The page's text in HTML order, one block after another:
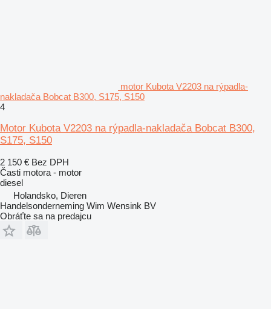
motor Kubota V2203 na rýpadla-
nakladača Bobcat B300, S175, S150
4
Motor Kubota V2203 na rýpadla-nakladača Bobcat B300,
S175, S150
2 150 € Bez DPH
Časti motora - motor
diesel
Holandsko, Dieren
Handelsonderneming Wim Wensink BV
Obráťte sa na predajcu